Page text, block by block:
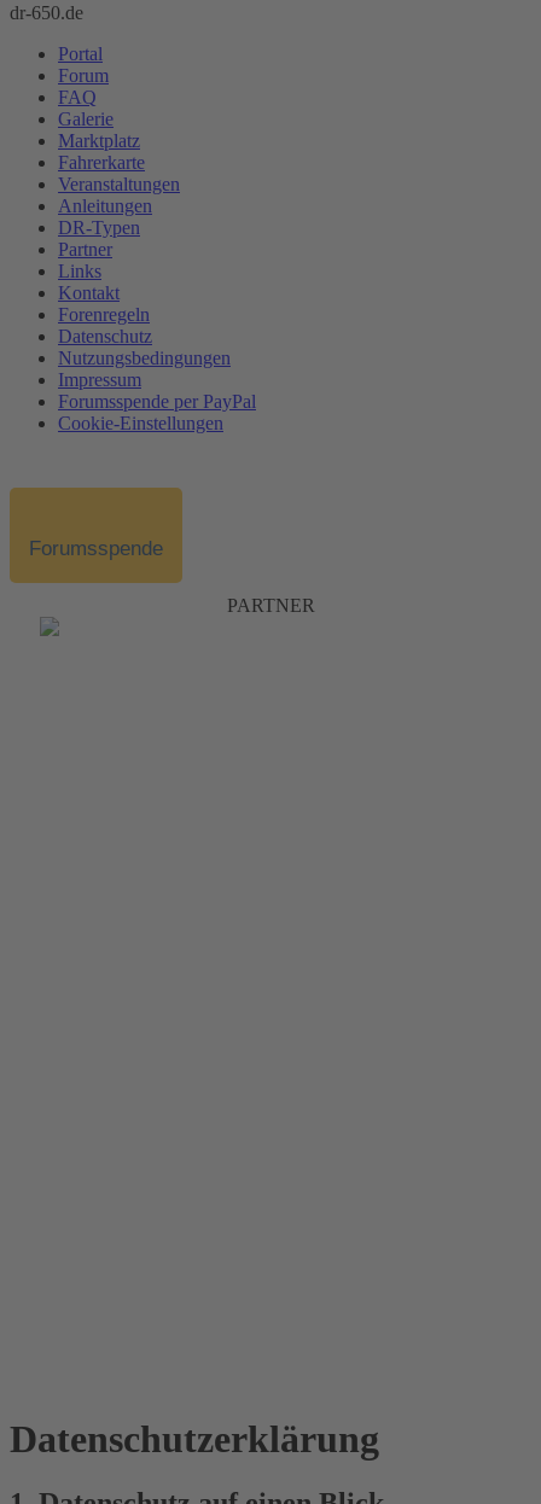
dr-650.de
Portal
Forum
FAQ
Galerie
Marktplatz
Fahrerkarte
Veranstaltungen
Anleitungen
DR-Typen
Partner
Links
Kontakt
Forenregeln
Datenschutz
Nutzungsbedingungen
Impressum
Forumsspende per PayPal
Cookie-Einstellungen
Forumsspende
PARTNER
Datenschutz­erklärung